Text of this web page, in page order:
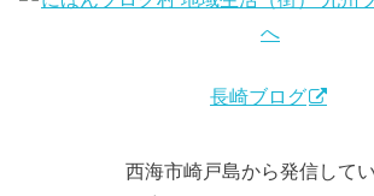
長崎ブログ
西海市崎戸島から発信して